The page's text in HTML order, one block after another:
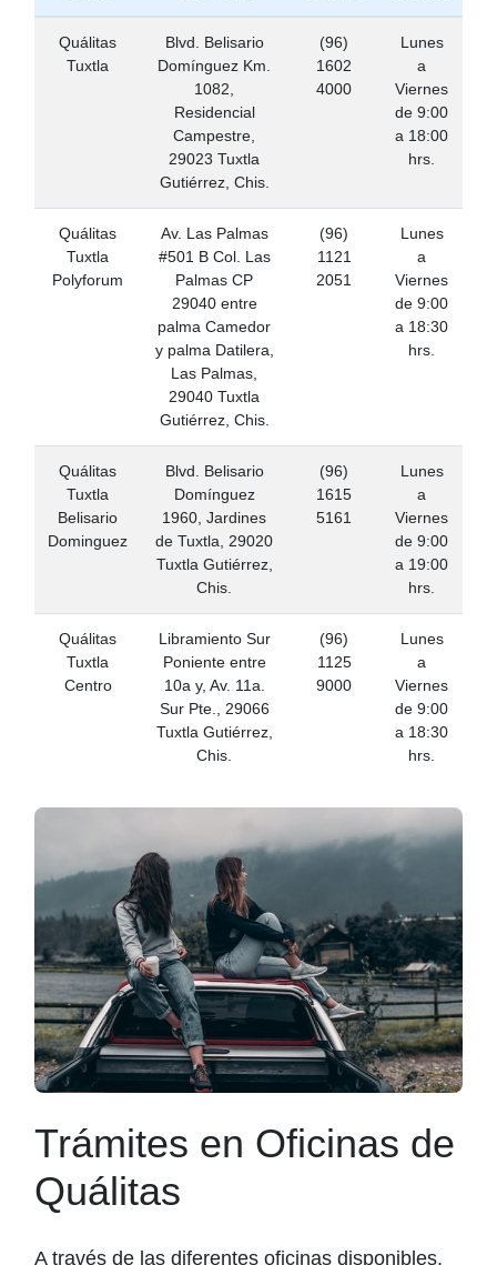
Quálitas
Tuxtla
Blvd. Belisario
Domínguez Km.
1082,
Residencial
Campestre,
29023 Tuxtla
Gutiérrez, Chis.
(96)
1602
4000
Lunes
a
Viernes
de 9:00
a 18:00
hrs.
Quálitas
Tuxtla
Polyforum
Av. Las Palmas
#501 B Col. Las
Palmas CP
29040 entre
palma Camedor
y palma Datilera,
Las Palmas,
29040 Tuxtla
Gutiérrez, Chis.
(96)
1121
2051
Lunes
a
Viernes
de 9:00
a 18:30
hrs.
Quálitas
Tuxtla
Belisario
Dominguez
Blvd. Belisario
Domínguez
1960, Jardines
de Tuxtla, 29020
Tuxtla Gutiérrez,
Chis.
(96)
1615
5161
Lunes
a
Viernes
de 9:00
a 19:00
hrs.
Quálitas
Tuxtla
Centro
Libramiento Sur
Poniente entre
10a y, Av. 11a.
Sur Pte., 29066
Tuxtla Gutiérrez,
Chis.
(96)
1125
9000
Lunes
a
Viernes
de 9:00
a 18:30
hrs.
Trámites en Oficinas de
Quálitas
A través de las diferentes oficinas disponibles,